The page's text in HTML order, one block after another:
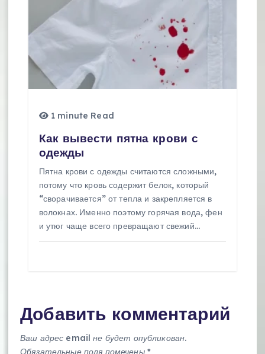
1 minute Read
Как вывести пятна крови с
одежды
Пятна крови с одежды считаются сложными,
потому что кровь содержит белок, который
“сворачивается” от тепла и закрепляется в
волокнах. Именно поэтому горячая вода, фен
и утюг чаще всего превращают свежий…
Добавить комментарий
Ваш адрес email не будет опубликован.
Обязательные поля помечены *